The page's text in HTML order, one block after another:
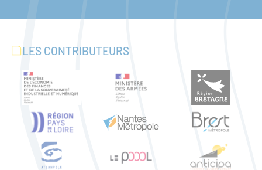
LES CONTRIBUTEURS